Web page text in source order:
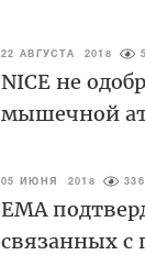
22 АВГУСТА 2018
NICE не
мышечной
05 ИЮНЯ 2018
ЕМА
связанных с